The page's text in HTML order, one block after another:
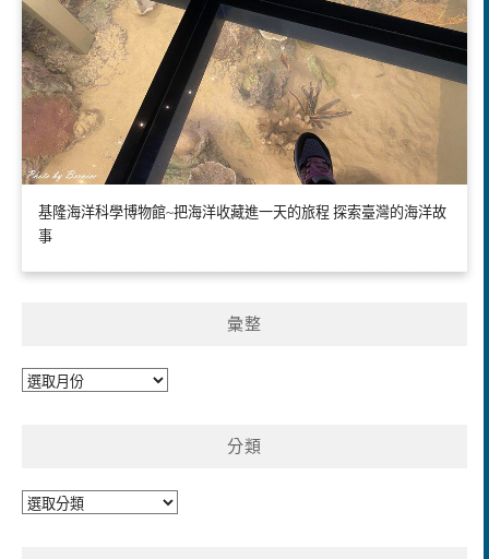
基隆海洋科學博物館~把海洋收藏進一天的旅程 探索臺灣的海洋故
事
彙整
彙
分類
分